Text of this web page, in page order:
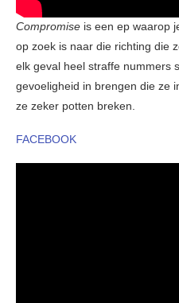
Compromise is een ep waarop
op zoek is naar die richting die
elk geval heel straffe nummers
gevoeligheid in brengen die ze
ze zeker potten breken.
FACEBOOK